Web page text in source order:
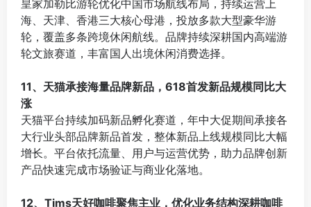
皇家加勒比游轮优化中国市场航线布局，持续运营上
海、天津、香港三大核心母港，投放多款大型豪华游
轮，覆盖多条跨境休闲航线。品牌持续深耕国内高端游
轮文旅赛道，丰富国人出境休闲消费选择。
11、天猫承接海量品牌新品，618首发新品规模同比大
涨
天猫平台持续加码新品孵化赛道，年中大促期间承接各
大行业头部品牌新品首发，整体新品上线规模同比大幅
增长。平台依托流量、用户与运营优势，助力品牌创新
产品快速完成市场验证与商业化落地。
12、Tims天好咖啡聚焦主业，优化业务结构深耕咖啡